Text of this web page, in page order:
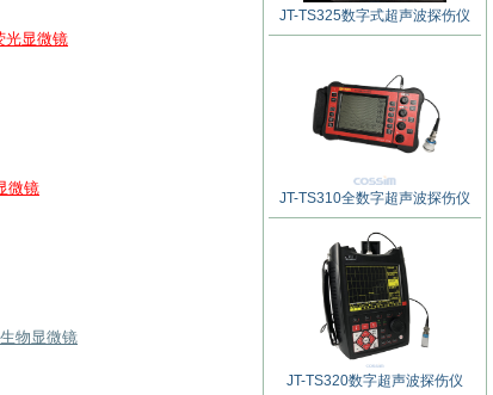
光显微镜
微镜
物显微镜
JT-TS325数字式超声波探伤仪
JT-TS310全数字超声波探伤仪
JT-TS320数字超声波探伤仪